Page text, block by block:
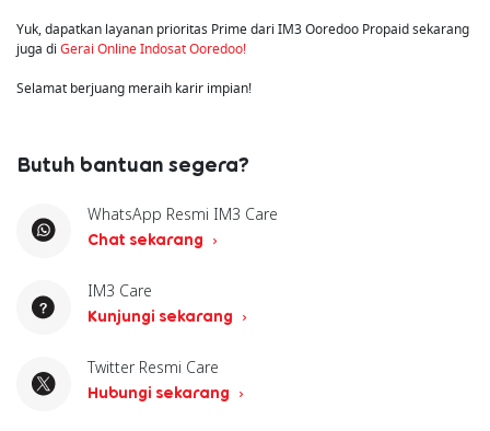
Yuk, dapatkan layanan prioritas Prime dari IM3 Ooredoo Propaid sekarang
juga di Gerai Online Indosat Ooredoo!
Selamat berjuang meraih karir impian!
Butuh bantuan segera?
WhatsApp Resmi IM3 Care
Chat sekarang
IM3 Care
Kunjungi sekarang
Twitter Resmi Care
Hubungi sekarang